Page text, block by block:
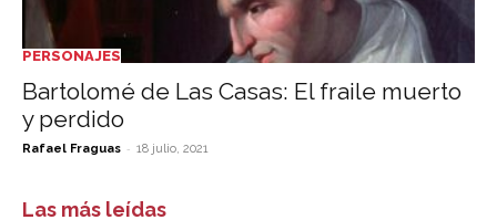
PERSONAJES
Bartolomé de Las Casas: El fraile muerto
y perdido
Rafael Fraguas - 18 julio, 2021
Las más leídas